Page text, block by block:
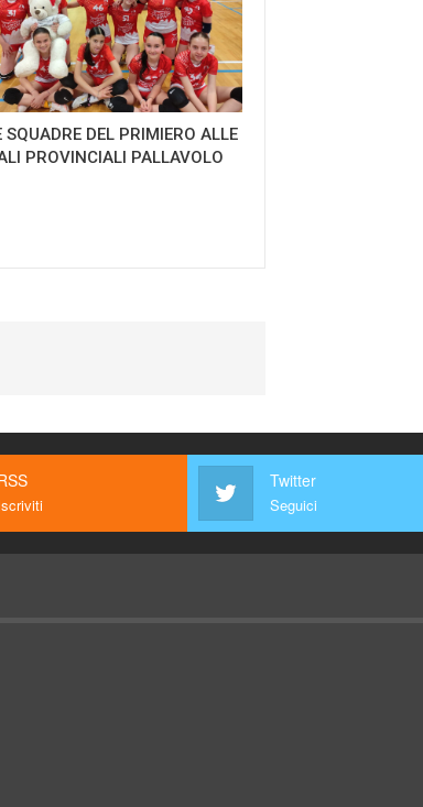
SQUADRE DEL PRIMIERO ALLE
PROVINCIALI PALLAVOLO
Twitter
Seguici